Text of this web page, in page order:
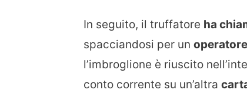
In seguito, il truffatore ha
spacciandosi per un
l’imbroglione è riuscito
conto corrente su un’altra